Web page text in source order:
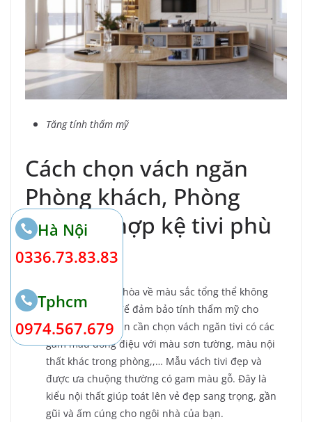
Tăng tính thẩm mỹ
Cách chọn vách ngăn
Phòng khách, Phòng
Ngủ kết hợp kệ tivi phù
hợp
: Sự hài hòa về màu sắc tổng thể không
gian là tiêu chí để đảm bảo tính thẩm mỹ cho
phòng khách. Bạn cần chọn vách ngăn tivi có các
gam màu đồng điệu với màu sơn tường, màu nội
thất khác trong phòng,,… Mẫu vách tivi đẹp và
được ưa chuộng thường có gam màu gỗ. Đây là
kiểu nội thất giúp toát lên vẻ đẹp sang trọng, gần
gũi và ấm cúng cho ngôi nhà của bạn.
Hà Nội
0336.73.83.83
Tphcm
0974.567.679